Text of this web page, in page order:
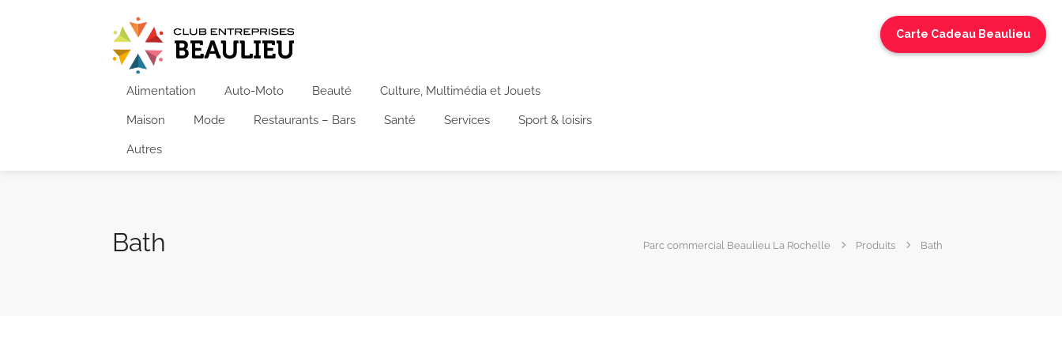
Carte Cadeau Beaulieu
Alimentation Auto-Moto Beauté Culture, Multimédia et Jouets
Maison Mode Restaurants – Bars Santé Services Sport & loisirs
Autres
Bath Parc commercial Beaulieu La Rochelle Produits Bath